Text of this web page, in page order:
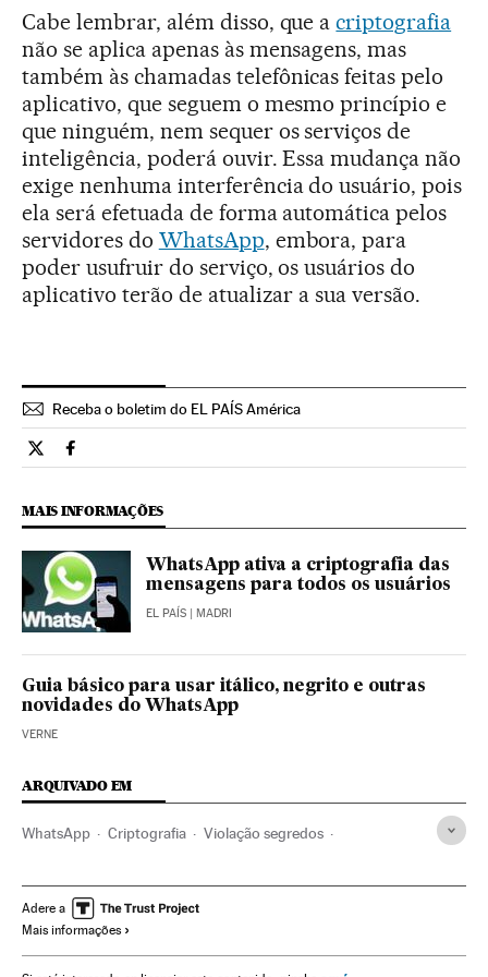
Cabe lembrar, além disso, que acriptografia
não se aplica apenas às mensagens, mas
também às chamadas telefônicas feitas pelo
aplicativo, que seguem o mesmo princípio e
que ninguém, nem sequer os serviços de
inteligência, poderá ouvir. Essa mudança não
exige nenhuma interferência do usuário, pois
ela será efetuada de forma automática pelos
servidores do WhatsApp, embora, para
poder usufruir do serviço, os usuários do
aplicativo terão de atualizar a sua versão.
Receba o boletim do EL PAÍS América
Tecnologia El País Brasil en Twitter
Tecnologia El País Brasil en Facebook
MAIS INFORMAÇÕES
WhatsApp ativa a criptografia das
mensagens para todos os usuários
EL PAÍS | MADRI
Guia básico para usar itálico, negrito e outras
novidades do WhatsApp
VERNE
ARQUIVADO EM
WhatsApp Criptografia Violação segredos
Privacidade internet Segurança internet
Telefonia celular multimídia
Adere a
Mais informações